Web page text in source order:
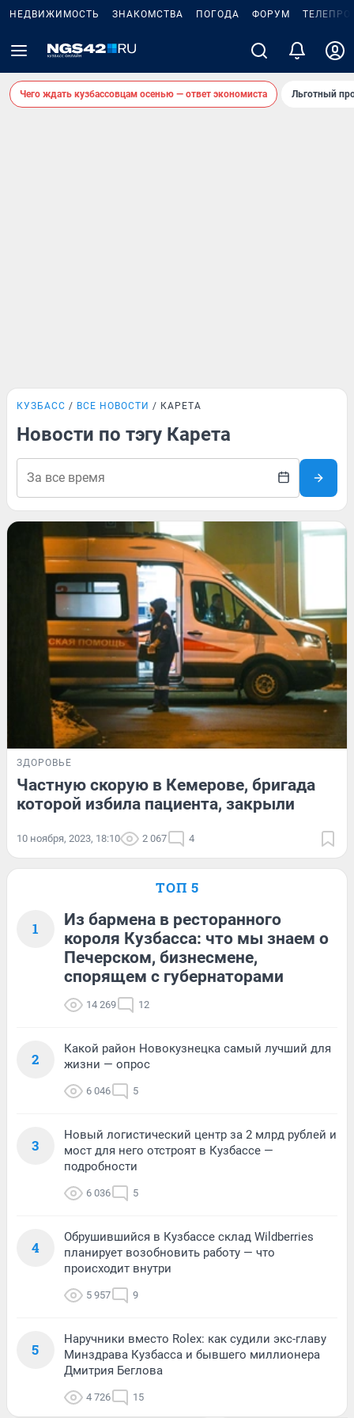
НЕДВИЖИМОСТЬ ЗНАКОМСТВА ПОГОДА ФОРУМ
Чего ждать кузбассовцам осенью — ответ экономиста Льготный
КУЗБАСС ВСЕ НОВОСТИ КАРЕТА
Новости по тэгу Карета
ЗДОРОВЬЕ
Частную скорую в Кемерове, бригада
которой избила пациента, закрыли
10 ноября, 2023, 18:10 2 067 4
ТОП 5
1
Из бармена в ресторанного
короля Кузбасса: что мы знаем о
Печерском, бизнесмене,
спорящем с губернаторами
14 269 12
2
Какой район Новокузнецка самый лучший для
жизни — опрос
6 046 5
3
Новый логистический центр за 2 млрд рублей и
мост для него отстроят в Кузбассе —
подробности
6 036 5
4
Обрушившийся в Кузбассе склад Wildberries
планирует возобновить работу — что
происходит внутри
5 957 9
5
Наручники вместо Rolex: как судили экс-главу
Минздрава Кузбасса и бывшего миллионера
Дмитрия Беглова
4 726 15